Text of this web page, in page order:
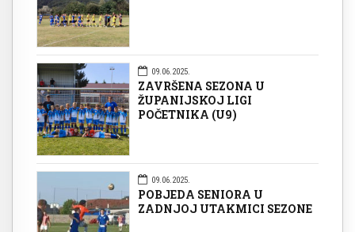
09.06.2025.
ZAVRŠENA SEZONA U
ŽUPANIJSKOJ LIGI
POČETNIKA (U9)
09.06.2025.
POBJEDA SENIORA U
ZADNJOJ UTAKMICI SEZONE